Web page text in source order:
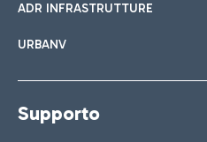
ADR INFRASTRUTTURE
URBANV
Supporto